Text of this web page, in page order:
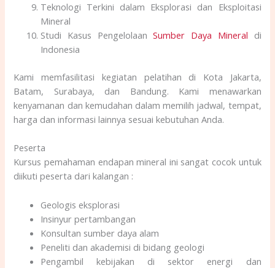
Teknologi Terkini dalam Eksplorasi dan Eksploitasi
Mineral
Studi Kasus PengelolaanSumber Daya Mineral di
Indonesia
Kami memfasilitasi kegiatan pelatihan di Kota Jakarta,
Batam, Surabaya, dan Bandung. Kami menawarkan
kenyamanan dan kemudahan dalam memilih jadwal, tempat,
harga dan informasi lainnya sesuai kebutuhan Anda.
Peserta
Kursus pemahaman endapan mineral ini sangat cocok untuk
diikuti peserta dari kalangan :
Geologis eksplorasi
Insinyur pertambangan
Konsultan sumber daya alam
Peneliti dan akademisi di bidang geologi
Pengambil kebijakan di sektor energi dan